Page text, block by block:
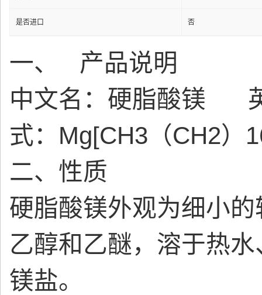
是否进口 否
一、 产品说明
中文名：硬脂酸镁
式：Mg[CH3（CH2）
二、性质
硬脂酸镁外观为细小
乙醇和乙醚，溶于热
镁盐。